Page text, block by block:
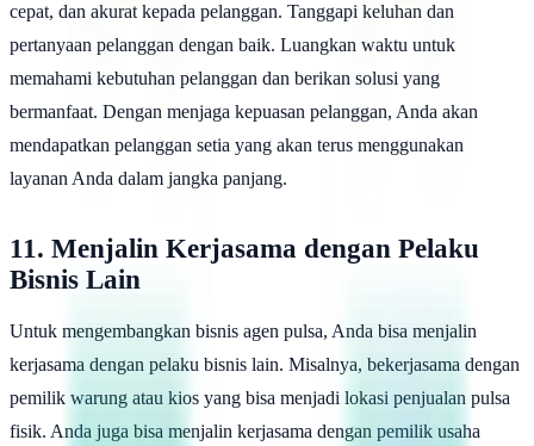
cepat, dan akurat kepada pelanggan. Tanggapi keluhan dan
pertanyaan pelanggan dengan baik. Luangkan waktu untuk
memahami kebutuhan pelanggan dan berikan solusi yang
bermanfaat. Dengan menjaga kepuasan pelanggan, Anda akan
mendapatkan pelanggan setia yang akan terus menggunakan
layanan Anda dalam jangka panjang.
11. Menjalin Kerjasama dengan Pelaku
Bisnis Lain
Untuk mengembangkan bisnis agen pulsa, Anda bisa menjalin
kerjasama dengan pelaku bisnis lain. Misalnya, bekerjasama dengan
pemilik warung atau kios yang bisa menjadi lokasi penjualan pulsa
fisik. Anda juga bisa menjalin kerjasama dengan pemilik usaha